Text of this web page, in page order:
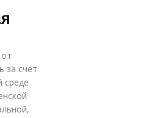
за счёт
среде